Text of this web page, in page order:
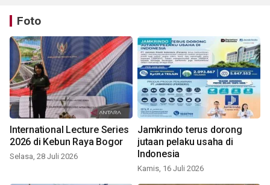
Foto
International Lecture Series
2026 di Kebun Raya Bogor
Selasa, 28 Juli 2026
Jamkrindo terus dorong
jutaan pelaku usaha di
Indonesia
Kamis, 16 Juli 2026